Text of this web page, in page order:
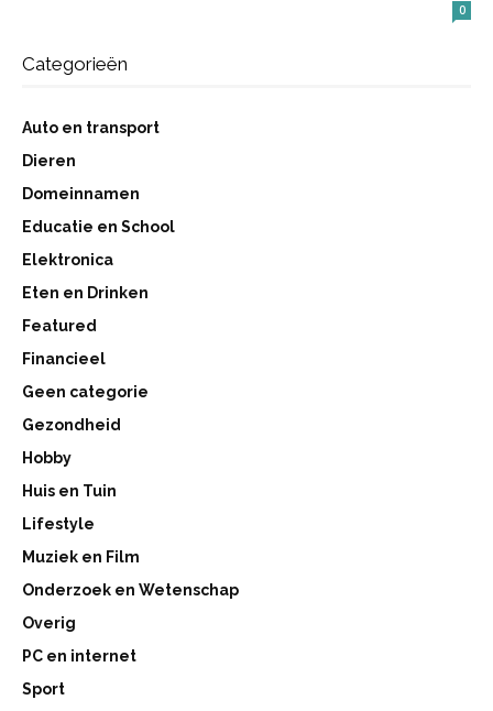
0
Categorieën
Auto en transport
Dieren
Domeinnamen
Educatie en School
Elektronica
Eten en Drinken
Featured
Financieel
Geen categorie
Gezondheid
Hobby
Huis en Tuin
Lifestyle
Muziek en Film
Onderzoek en Wetenschap
Overig
PC en internet
Sport